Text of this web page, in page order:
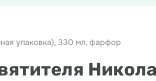
упаковка), 330 мл, фарфор